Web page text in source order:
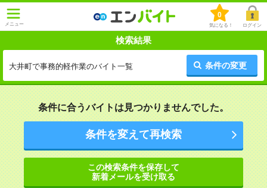
メニュー
0
気になる！ ログイン
検索結果
大井町で事務的軽作業のバイト一覧 条件の変更
条件に合うバイトは見つかりませんでした。
条件を変えて再検索
この検索条件を保存して
新着メールを受け取る